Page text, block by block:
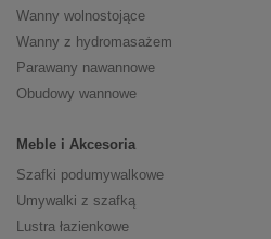
Wanny wolnostojące
Wanny z hydromasażem
Parawany nawannowe
Obudowy wannowe
Meble i Akcesoria
Szafki podumywalkowe
Umywalki z szafką
Lustra łazienkowe